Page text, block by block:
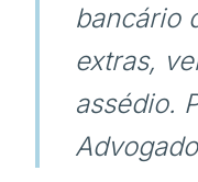
bancário
extras,
assédio.